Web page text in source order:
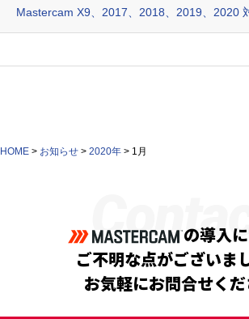
Mastercam X9、2017、2018、2019、2020
HOME > お知らせ > 2020年 > 1月
の導入
ご不明な点がございま
お気軽にお問合せく